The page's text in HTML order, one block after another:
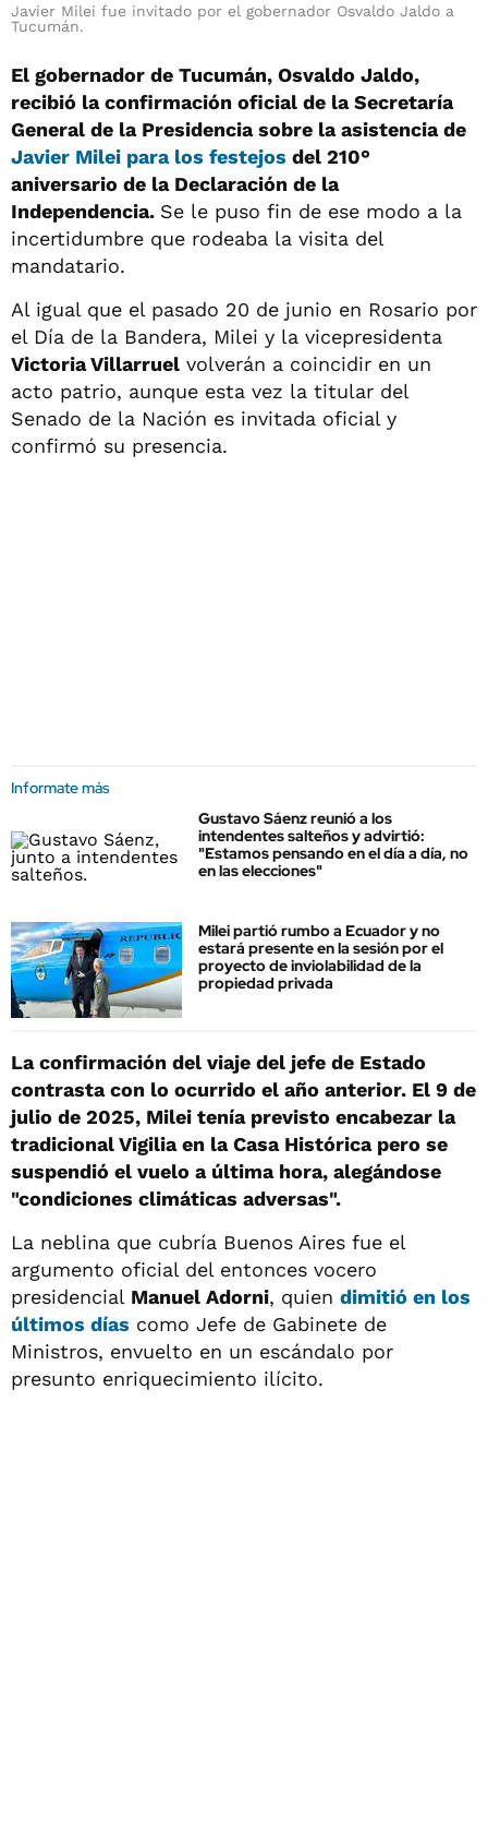
Javier Milei fue invitado por el gobernador Osvaldo Jaldo a
Tucumán.
El gobernador de Tucumán, Osvaldo Jaldo,
recibió la confirmación oficial de la Secretaría
General de la Presidencia sobre la asistencia de
Javier Milei para los festejos del 210°
aniversario de la Declaración de la
Independencia. Se le puso fin de ese modo a la
incertidumbre que rodeaba la visita del
mandatario.
Al igual que el pasado 20 de junio en Rosario por
el Día de la Bandera, Milei y la vicepresidenta
Victoria Villarruel volverán a coincidir en un
acto patrio, aunque esta vez la titular del
Senado de la Nación es invitada oficial y
confirmó su presencia.
Informate más
Gustavo Sáenz reunió a los
intendentes salteños y advirtió:
"Estamos pensando en el día a día, no
en las elecciones"
Milei partió rumbo a Ecuador y no
estará presente en la sesión por el
proyecto de inviolabilidad de la
propiedad privada
La confirmación del viaje del jefe de Estado
contrasta con lo ocurrido el año anterior. El 9 de
julio de 2025, Milei tenía previsto encabezar la
tradicional Vigilia en la Casa Histórica pero se
suspendió el vuelo a última hora, alegándose
"condiciones climáticas adversas".
La neblina que cubría Buenos Aires fue el
argumento oficial del entonces vocero
presidencial Manuel Adorni, quien dimitió en los
últimos días como Jefe de Gabinete de
Ministros, envuelto en un escándalo por
presunto enriquecimiento ilícito.